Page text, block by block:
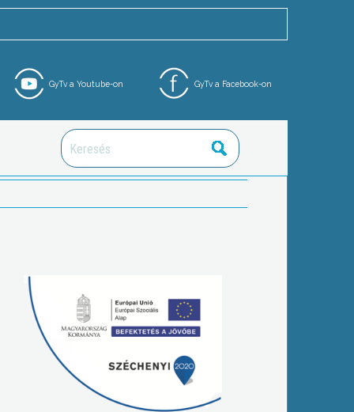
GyTv a Facebook-on
GyTv a Youtube-on